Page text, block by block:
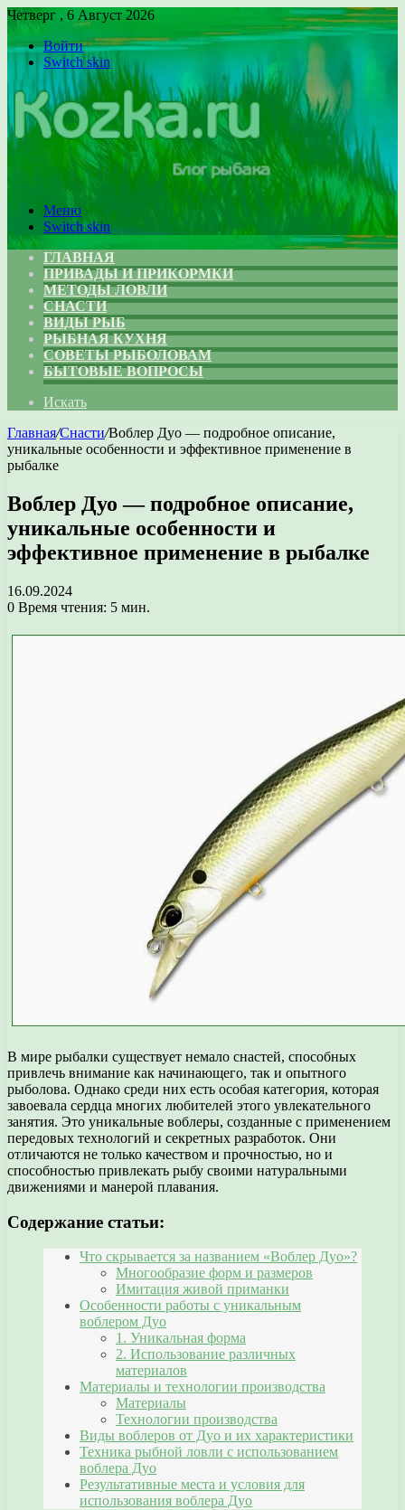
Четверг , 6 Август 2026
Войти
Switch skin
Меню
Switch skin
ГЛАВНАЯ
ПРИВАДЫ И ПРИКОРМКИ
МЕТОДЫ ЛОВЛИ
СНАСТИ
ВИДЫ РЫБ
РЫБНАЯ КУХНЯ
СОВЕТЫ РЫБОЛОВАМ
БЫТОВЫЕ ВОПРОСЫ
Искать
Главная/Снасти/Воблер Дуо — подробное описание,
уникальные особенности и эффективное применение в
рыбалке
Воблер Дуо — подробное описание,
уникальные особенности и
эффективное применение в рыбалке
16.09.2024
0 Время чтения: 5 мин.
В мире рыбалки существует немало снастей, способных
привлечь внимание как начинающего, так и опытного
рыболова. Однако среди них есть особая категория, которая
завоевала сердца многих любителей этого увлекательного
занятия. Это уникальные воблеры, созданные с применением
передовых технологий и секретных разработок. Они
отличаются не только качеством и прочностью, но и
способностью привлекать рыбу своими натуральными
движениями и манерой плавания.
Содержание статьи:
Что скрывается за названием «Воблер Дуо»?
Многообразие форм и размеров
Имитация живой приманки
Особенности работы с уникальным
воблером Дуо
1. Уникальная форма
2. Использование различных
материалов
Материалы и технологии производства
Материалы
Технологии производства
Виды воблеров от Дуо и их характеристики
Техника рыбной ловли с использованием
воблера Дуо
Результативные места и условия для
использования воблера Дуо